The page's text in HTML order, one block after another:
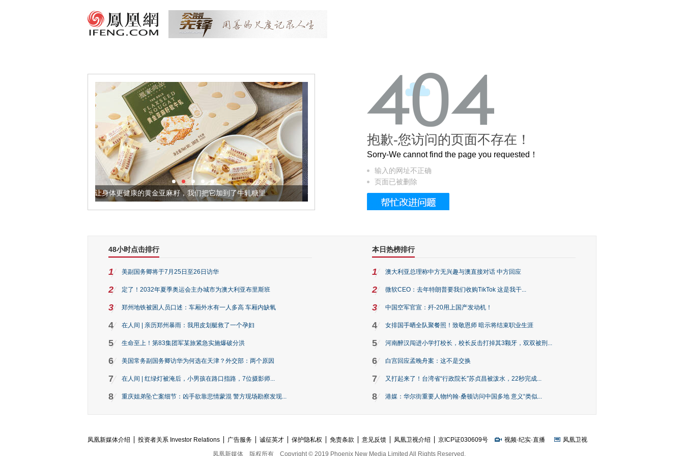
让身体更健康的黄金亚麻籽，我们把它加到了牛轧糖里 被列入佛家七宝的它到底有多美？
抱歉-您访问的页面不存在！
Sorry-We cannot find the page you requested！
输入的网址不正确
页面已被删除
48小时点击排行
1 美副国务卿将于7月25日至26日访华
2 定了！2032年夏季奥运会主办城市为澳大利亚布里斯班
3 郑州地铁被困人员口述：车厢外水有一人多高 车厢内缺氧
4 在人间 | 亲历郑州暴雨：我用皮划艇救了一个孕妇
5 生命至上！第83集团军某旅紧急实施爆破分洪
6 美国常务副国务卿访华为何选在天津？外交部：两个原因
7 在人间 | 红绿灯被淹后，小男孩在路口指路，7位摄影师...
8 重庆姐弟坠亡案细节：凶手欲靠悲情蒙混 警方现场勘察发现...
本日热榜排行
1 澳大利亚总理称中方无兴趣与澳直接对话 中方回应
2 微软CEO：去年特朗普要我们收购TikTok 这是我干...
3 中国空军官宣：歼-20用上国产发动机！
4 女排国手晒全队聚餐照！致敬恩师 暗示将结束职业生涯
5 河南醉汉闯进小学打校长，校长反击打掉其3颗牙，双双被刑...
6 白宫回应孟晚舟案：这不是交换
7 又打起来了！台湾省“行政院长”苏贞昌被泼水，22秒完成...
8 港媒：华尔街重要人物约翰·桑顿访问中国多地 意义“类似...
凤凰新媒体介绍 投资者关系 Investor Relations 广告服务 诚征英才 保护隐私权 免责条款 意见反馈 凤凰卫视介绍 京ICP证030609号 视频·纪实·直播
凤凰卫视
凤凰新媒体
版权所有 Copyright © 2019 Phoenix New Media Limited All Rights Reserved.